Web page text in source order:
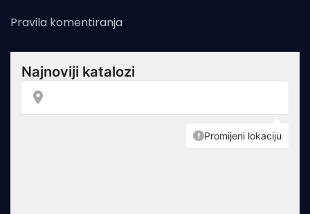
Pravila komentiranja